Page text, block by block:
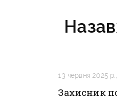
13 червня 2025
Захисник